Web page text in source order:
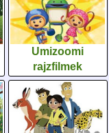
Umizoomi
rajzfilmek